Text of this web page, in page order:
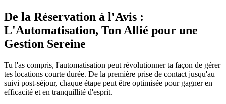
De la Réservation à l'Avis :
L'Automatisation, Ton Allié pour une
Gestion Sereine
Tu l'as compris, l'automatisation peut révolutionner ta façon de gérer
tes locations courte durée. De la première prise de contact jusqu'au
suivi post-séjour, chaque étape peut être optimisée pour gagner en
efficacité et en tranquillité d'esprit.